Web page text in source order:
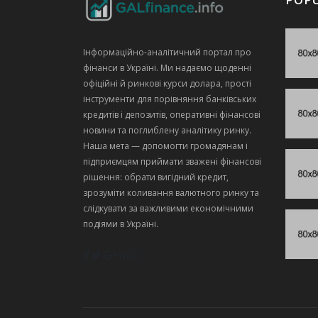
Інформаційно‑аналітичний портал про
фінанси в Україні. Ми надаємо щоденні
офіційні й ринкові курси долара, прості
інструменти для порівняння банківських
кредитів і депозитів, оперативні фінансові
новини та поглиблену аналітику ринку.
Наша мета — допомогти громадянам і
підприємцям приймати зважені фінансові
рішення: обрати вигідний кредит,
зрозуміти коливання валютного ринку та
слідкувати за важливими економічними
подіями в Україні.